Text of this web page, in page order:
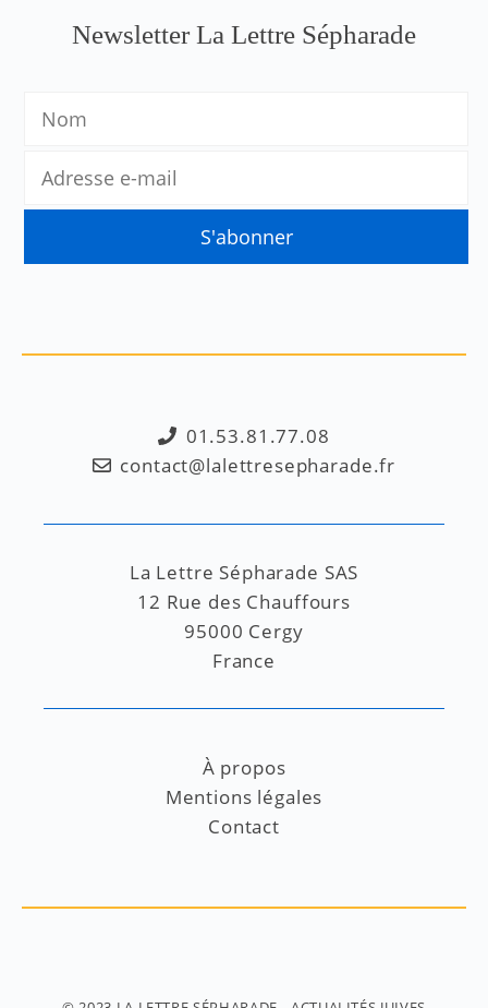
Newsletter La Lettre Sépharade
01.53.81.77.08
contact@lalettresepharade.fr
La Lettre Sépharade SAS
12 Rue des Chauffours
95000 Cergy
France
À propos
Mentions légales
Contact